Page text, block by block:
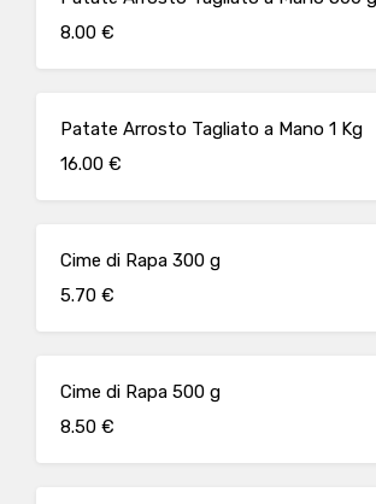
8.00 €
Patate Arrosto Tagliato a Mano 1 Kg
16.00 €
Cime di Rapa 300 g
5.70 €
Cime di Rapa 500 g
8.50 €